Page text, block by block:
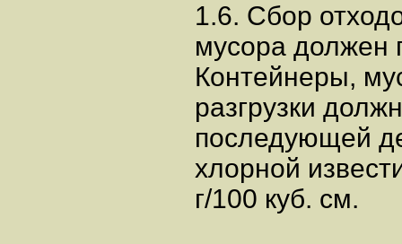
1.6. Сбор
мусора должен
Контейнеры,
разгрузки
последующей
хлорной
г/100 куб. см.